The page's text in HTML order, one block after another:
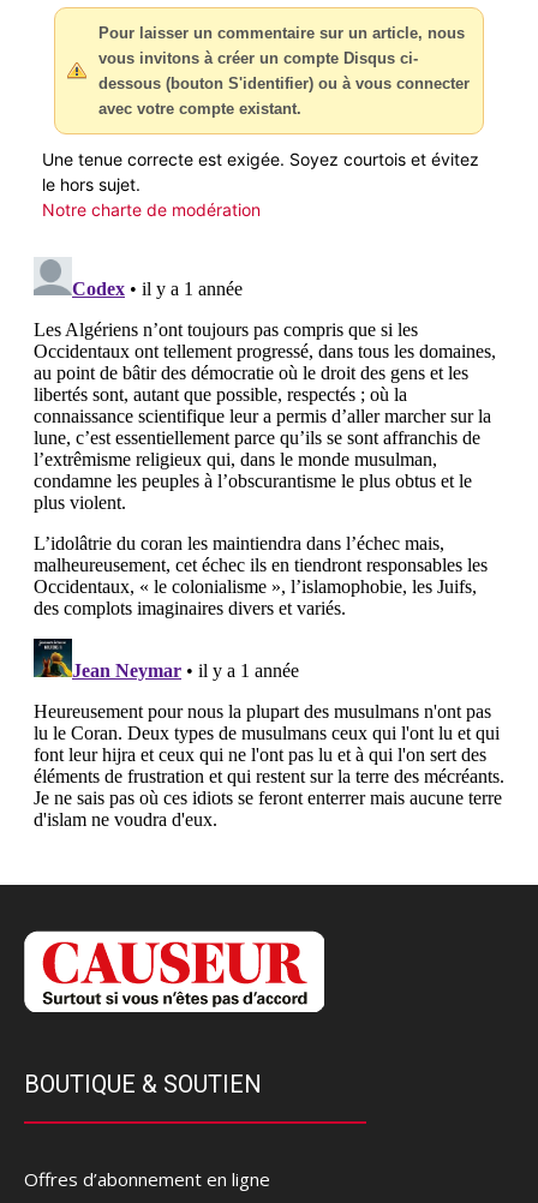
Pour laisser un commentaire sur un article, nous
vous invitons à créer un compte Disqus ci-
dessous (bouton S'identifier) ou à vous connecter
avec votre compte existant.
Une tenue correcte est exigée. Soyez courtois et évitez
le hors sujet.
Notre charte de modération
BOUTIQUE & SOUTIEN
Offres d’abonnement en ligne